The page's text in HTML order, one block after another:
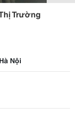
Trường
Nội